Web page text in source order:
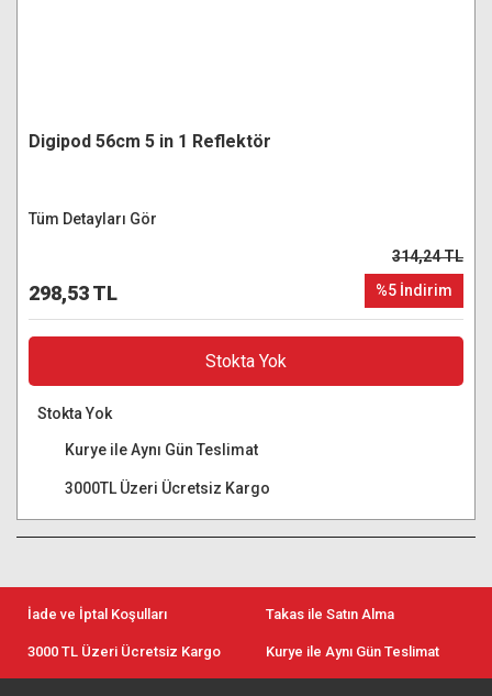
Digipod 56cm 5 in 1 Reflektör
Tüm Detayları Gör
298,53 TL
314,24 TL
%5 İndirim
Stokta Yok
Stokta Yok
Kurye ile Aynı Gün Teslimat
3000TL Üzeri Ücretsiz Kargo
İade ve İptal Koşulları Takas ile Satın Alma
3000 TL Üzeri Ücretsiz Kargo Kurye ile Aynı Gün Teslimat